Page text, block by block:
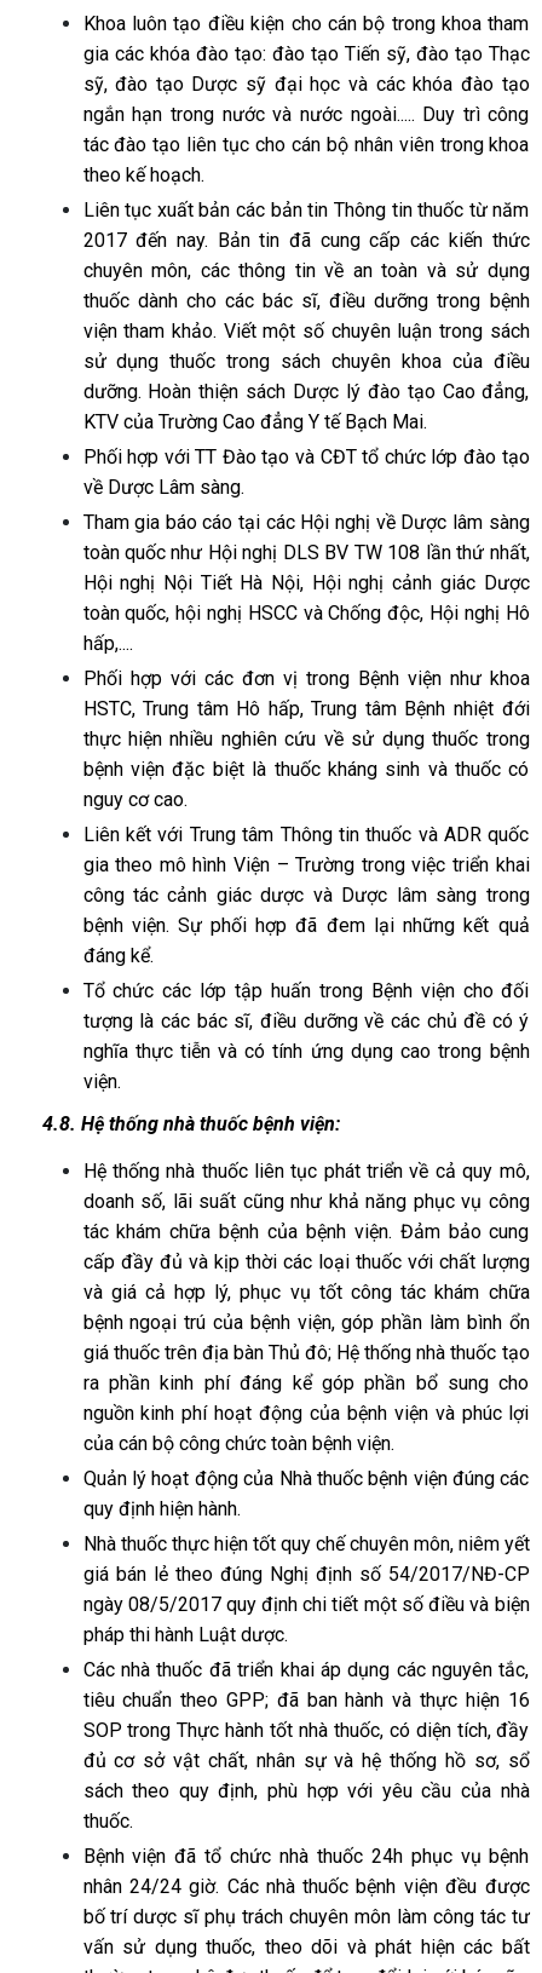
Khoa luôn tạo điều kiện cho cán bộ trong khoa tham
gia các khóa đào tạo: đào tạo Tiến sỹ, đào tạo Thạc
sỹ, đào tạo Dược sỹ đại học và các khóa đào tạo
ngắn hạn trong nước và nước ngoài..... Duy trì công
tác đào tạo liên tục cho cán bộ nhân viên trong khoa
theo kế hoạch.
Liên tục xuất bản các bản tin Thông tin thuốc từ năm
2017 đến nay. Bản tin đã cung cấp các kiến thức
chuyên môn, các thông tin về an toàn và sử dụng
thuốc dành cho các bác sĩ, điều dưỡng trong bệnh
viện tham khảo. Viết một số chuyên luận trong sách
sử dụng thuốc trong sách chuyên khoa của điều
dưỡng. Hoàn thiện sách Dược lý đào tạo Cao đẳng,
KTV của Trường Cao đẳng Y tế Bạch Mai.
Phối hợp với TT Đào tạo và CĐT tổ chức lớp đào tạo
về Dược Lâm sàng.
Tham gia báo cáo tại các Hội nghị về Dược lâm sàng
toàn quốc như Hội nghị DLS BV TW 108 lần thứ nhất,
Hội nghị Nội Tiết Hà Nội, Hội nghị cảnh giác Dược
toàn quốc, hội nghị HSCC và Chống độc, Hội nghị Hô
hấp,....
Phối hợp với các đơn vị trong Bệnh viện như khoa
HSTC, Trung tâm Hô hấp, Trung tâm Bệnh nhiệt đới
thực hiện nhiều nghiên cứu về sử dụng thuốc trong
bệnh viện đặc biệt là thuốc kháng sinh và thuốc có
nguy cơ cao.
Liên kết với Trung tâm Thông tin thuốc và ADR quốc
gia theo mô hình Viện – Trường trong việc triển khai
công tác cảnh giác dược và Dược lâm sàng trong
bệnh viện. Sự phối hợp đã đem lại những kết quả
đáng kể.
Tổ chức các lớp tập huấn trong Bệnh viện cho đối
tượng là các bác sĩ, điều dưỡng về các chủ đề có ý
nghĩa thực tiễn và có tính ứng dụng cao trong bệnh
viện.
4.8. Hệ thống nhà thuốc bệnh viện:
Hệ thống nhà thuốc liên tục phát triển về cả quy mô,
doanh số, lãi suất cũng như khả năng phục vụ công
tác khám chữa bệnh của bệnh viện. Đảm bảo cung
cấp đầy đủ và kịp thời các loại thuốc với chất lượng
và giá cả hợp lý, phục vụ tốt công tác khám chữa
bệnh ngoại trú của bệnh viện, góp phần làm bình ổn
giá thuốc trên địa bàn Thủ đô; Hệ thống nhà thuốc tạo
ra phần kinh phí đáng kể góp phần bổ sung cho
nguồn kinh phí hoạt động của bệnh viện và phúc lợi
của cán bộ công chức toàn bệnh viện.
Quản lý hoạt động của Nhà thuốc bệnh viện đúng các
quy định hiện hành.
Nhà thuốc thực hiện tốt quy chế chuyên môn, niêm yết
giá bán lẻ theo đúng Nghị định số 54/2017/NĐ-CP
ngày 08/5/2017 quy định chi tiết một số điều và biện
pháp thi hành Luật dược.
Các nhà thuốc đã triển khai áp dụng các nguyên tắc,
tiêu chuẩn theo GPP; đã ban hành và thực hiện 16
SOP trong Thực hành tốt nhà thuốc, có diện tích, đầy
đủ cơ sở vật chất, nhân sự và hệ thống hồ sơ, sổ
sách theo quy định, phù hợp với yêu cầu của nhà
thuốc.
Bệnh viện đã tổ chức nhà thuốc 24h phục vụ bệnh
nhân 24/24 giờ. Các nhà thuốc bệnh viện đều được
bố trí dược sĩ phụ trách chuyên môn làm công tác tư
vấn sử dụng thuốc, theo dõi và phát hiện các bất